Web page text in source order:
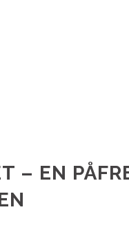
– EN